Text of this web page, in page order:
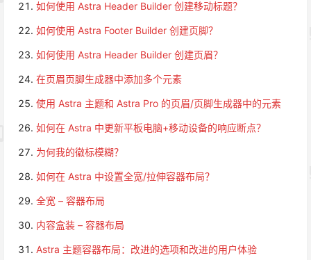
如何使用 Astra Header Builder 创建移动标题？
如何使用 Astra Footer Builder 创建页脚？
如何使用 Astra Header Builder 创建页眉？
在页眉页脚生成器中添加多个元素
使用 Astra 主题和 Astra Pro 的页眉/页脚生成器中的元素
如何在 Astra 中更新平板电脑+移动设备的响应断点？
为何我的徽标模糊？
如何在 Astra 中设置全宽/拉伸容器布局？
全宽 – 容器布局
内容盒装 – 容器布局
Astra 主题容器布局：改进的选项和改进的用户体验